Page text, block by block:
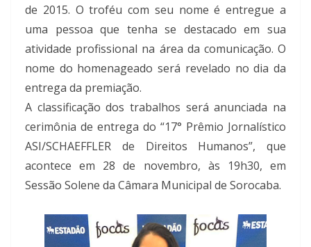
de 2015. O troféu com seu nome é entregue a
uma pessoa que tenha se destacado em sua
atividade profissional na área da comunicação. O
nome do homenageado será revelado no dia da
entrega da premiação.
A classificação dos trabalhos será anunciada na
cerimônia de entrega do “17° Prêmio Jornalístico
ASI/SCHAEFFLER de Direitos Humanos”, que
acontece em 28 de novembro, às 19h30, em
Sessão Solene da Câmara Municipal de Sorocaba.